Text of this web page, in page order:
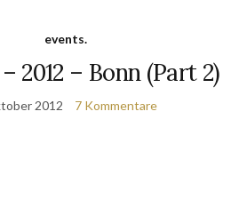
events.
2012 – Bonn (Part 2)
2012 7 Kommentare